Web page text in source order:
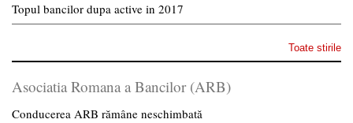
Topul bancilor dupa active in 2017
Toate stirile
Asociatia Romana a Bancilor (ARB)
Conducerea ARB rămâne neschimbată